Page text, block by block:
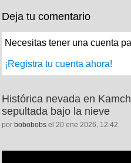
Deja tu comentario
Necesitas tener una cuenta
¡Registra tu cuenta ahora!
Histórica nevada en
sepultada bajo la nieve
por bobobobs el 20 ene 2026, 12:42